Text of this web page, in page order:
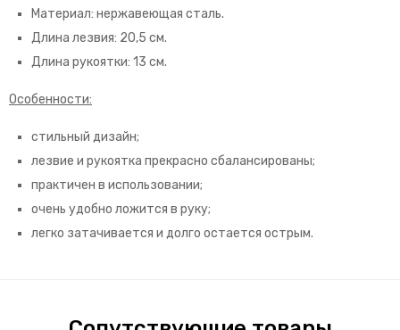
Материал: нержавеющая сталь.
Длина лезвия: 20,5 см.
Длина рукоятки: 13 см.
Особенности:
стильный дизайн;
лезвие и рукоятка прекрасно сбалансированы;
практичен в использовании;
очень удобно ложится в руку;
легко затачивается и долго остается острым.